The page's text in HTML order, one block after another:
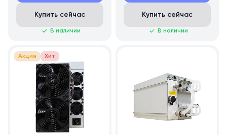
Купить сейчас
В наличии
Купить сейчас
В наличии
Акция Хит